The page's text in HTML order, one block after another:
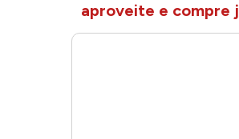
aproveite e compre